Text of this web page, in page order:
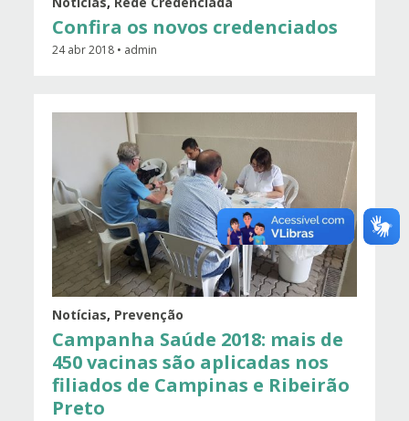
Confira os novos credenciados
24 abr 2018 • admin
Notícias, Prevenção
Campanha Saúde 2018: mais de
450 vacinas são aplicadas nos
filiados de Campinas e Ribeirão
Preto